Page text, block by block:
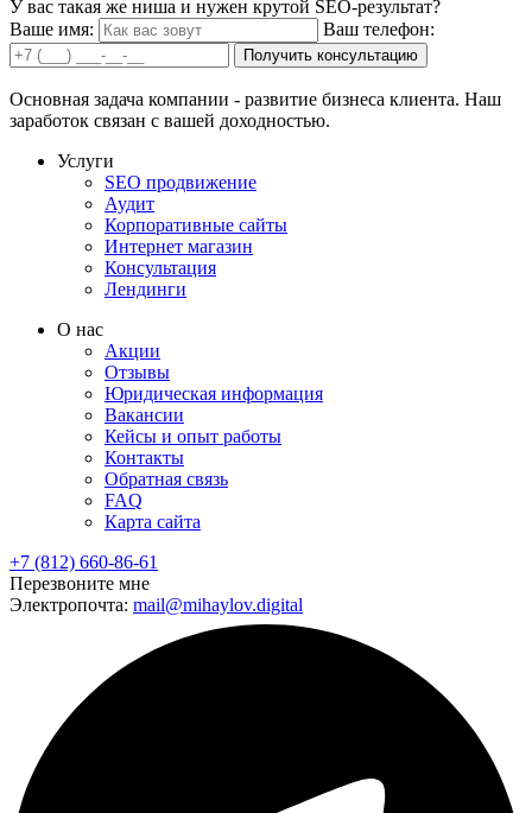
У вас такая же ниша и нужен крутой SEO-результат?
Ваше имя:
Ваш телефон:
Получить консультацию
Основная задача компании - развитие бизнеса клиента. Наш
заработок связан с вашей доходностью.
Услуги
SEO продвижение
Аудит
Корпоративные сайты
Интернет магазин
Консультация
Лендинги
О нас
Акции
Отзывы
Юридическая информация
Вакансии
Кейсы и опыт работы
Контакты
Обратная связь
FAQ
Карта сайта
+7 (812) 660-86-61
Перезвоните мне
Электропочта: mail@mihaylov.digital